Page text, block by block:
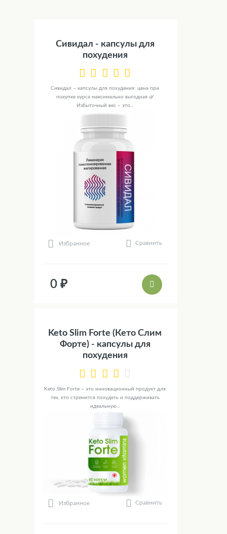
Сивидал - капсулы для
похудения
Сивидал – капсулы для похудения: цена при
покупке курса максимально выгодная 🌿
Избыточный вес – это...
Избранное Сравнить
0 ₽
Keto Slim Forte (Кето Слим
Форте) - капсулы для
похудения
Keto Slim Forte – это инновационный продукт для
тех, кто стремится похудеть и поддерживать
идеальную...
Избранное Сравнить